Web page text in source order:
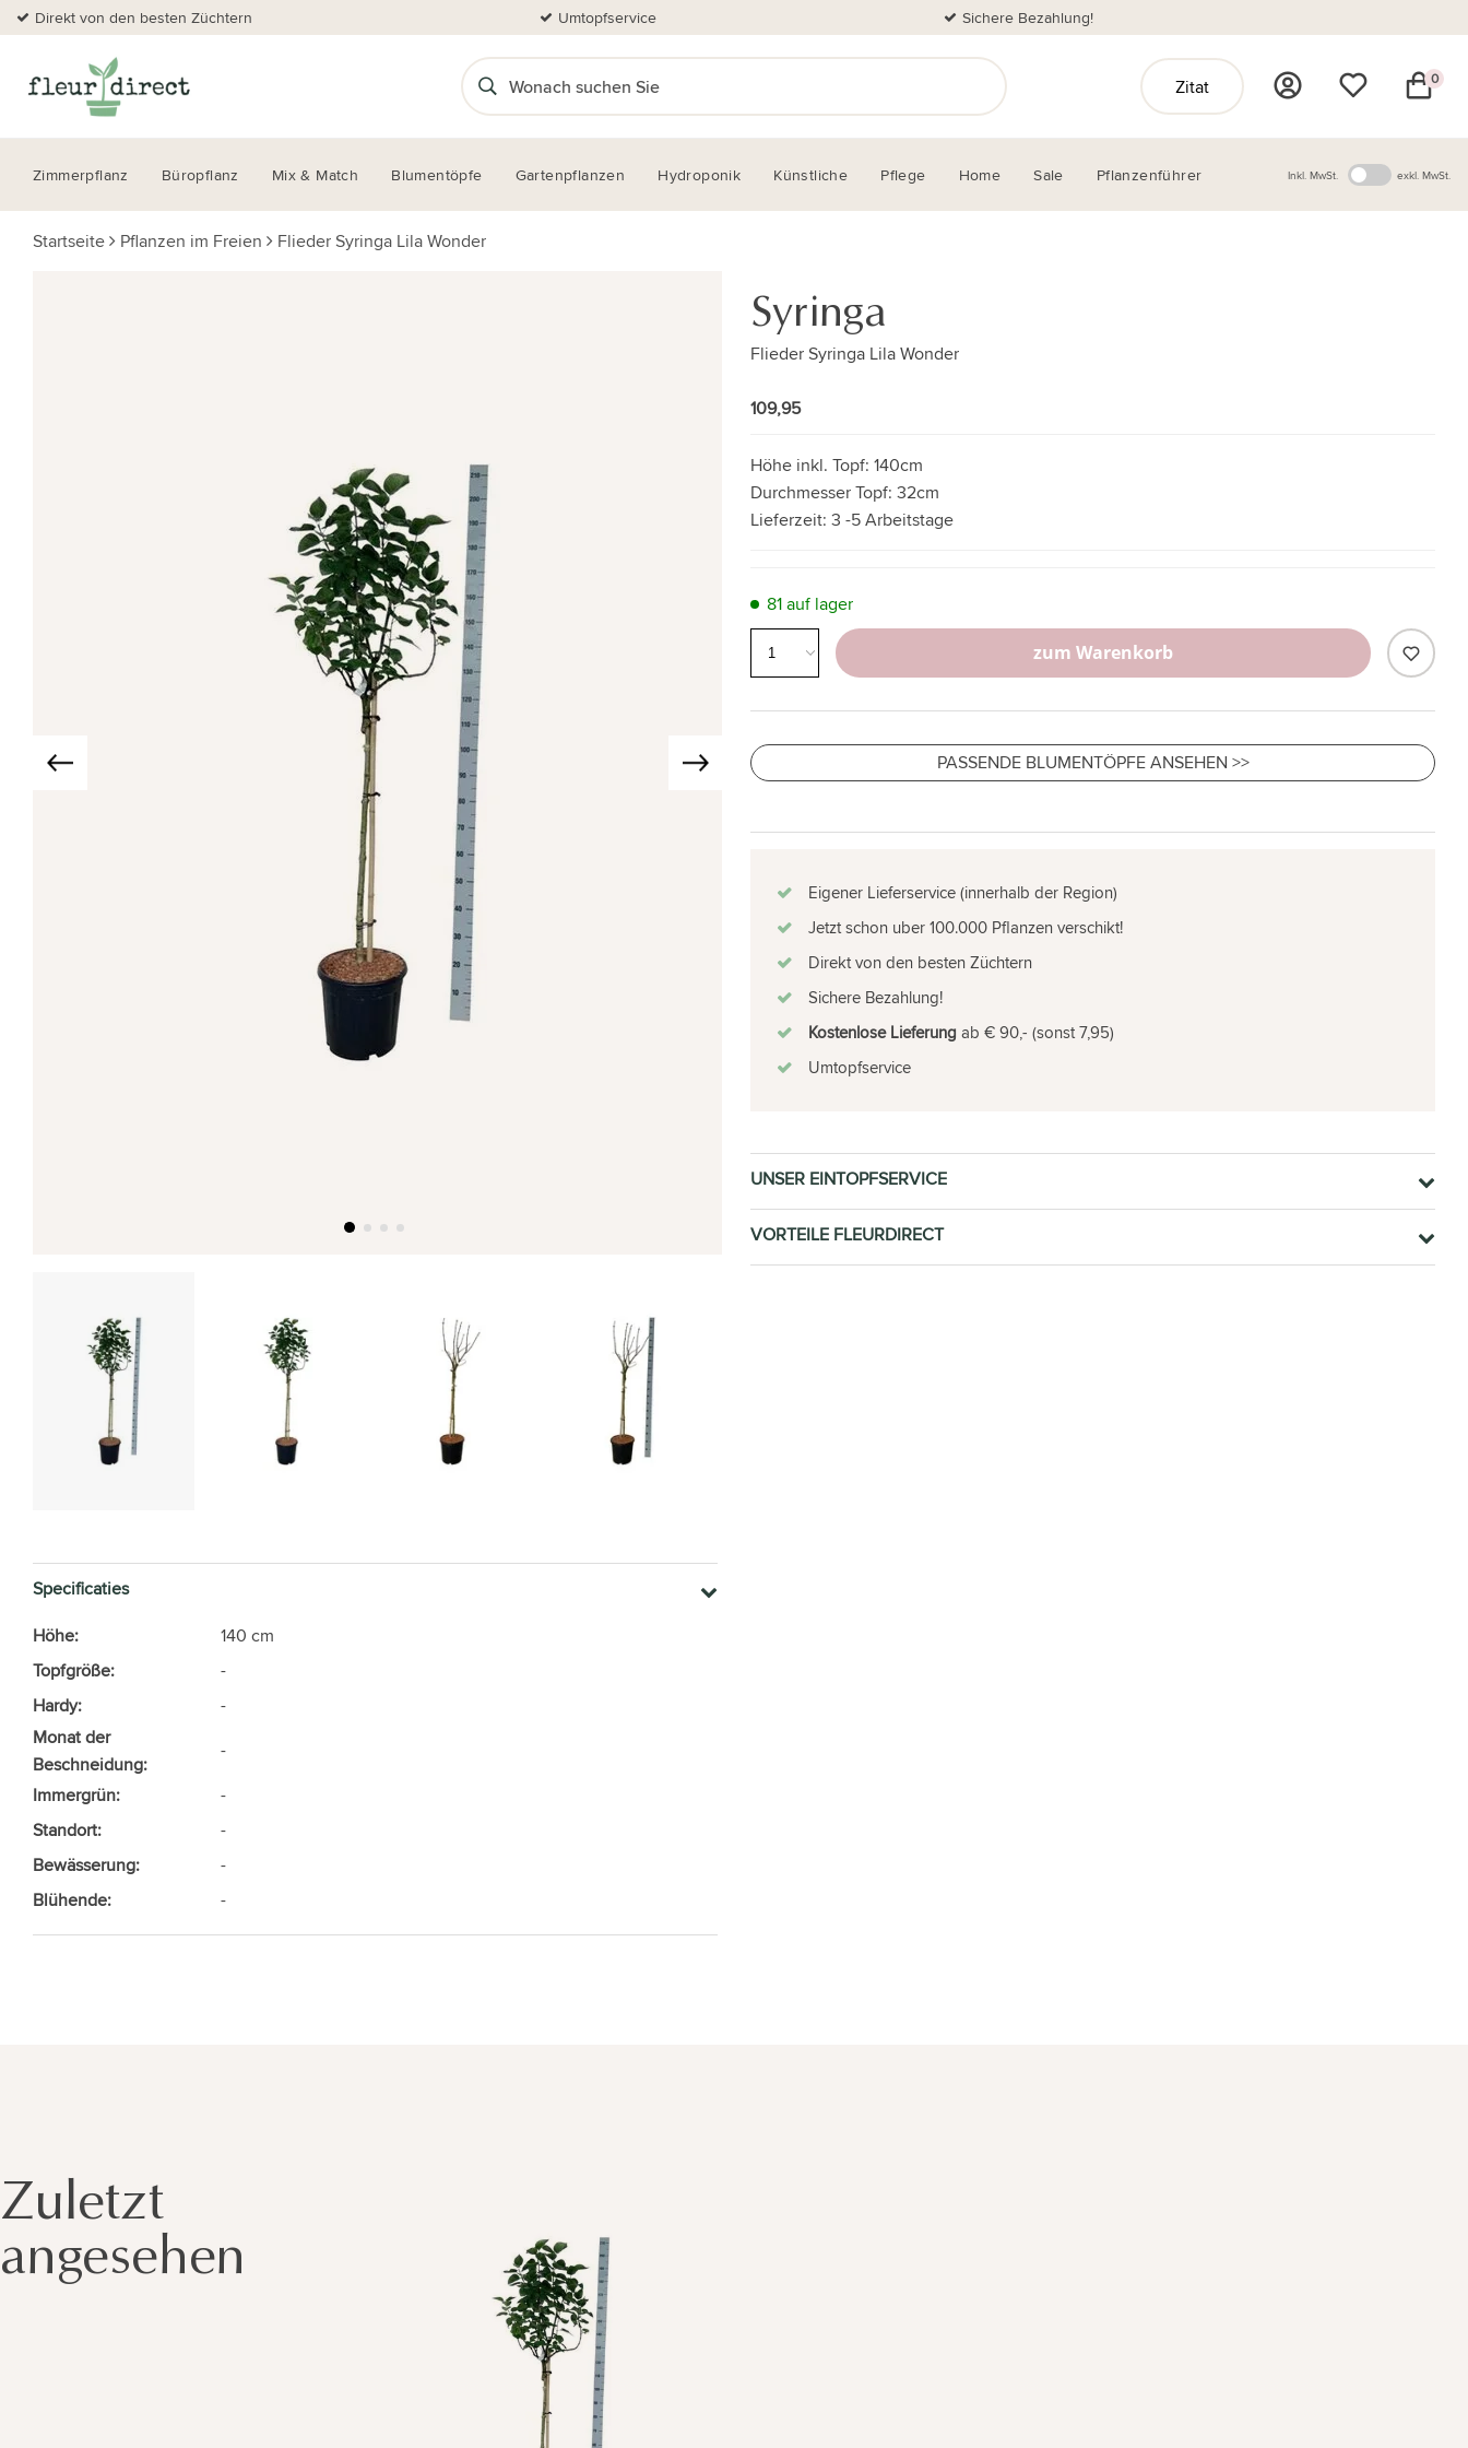
Direkt von den besten Züchtern Umtopfservice Sichere Bezahlung!
Zitat 0
Zimmerpflanz Büropflanz Mix & Match Blumentöpfe Gartenpflanzen Hydroponik Künstliche Pflege Home Sale Pflanzenführer Inkl. MwSt. exkl. MwSt.
Startseite Pflanzen im Freien Flieder Syringa Lila Wonder
Specificaties
Höhe:
140 cm
Topfgröße:
-
Hardy:
-
Monat der
Beschneidung:
-
Immergrün:
-
Standort:
-
Bewässerung:
-
Blühende:
-
Syringa
Flieder Syringa Lila Wonder
109,95
Höhe inkl. Topf: 140cm
Durchmesser Topf: 32cm
Lieferzeit: 3 -5 Arbeitstage
81 auf lager
zum Warenkorb
PASSENDE BLUMENTÖPFE ANSEHEN >>
Eigener Lieferservice (innerhalb der Region)
Jetzt schon uber 100.000 Pflanzen verschikt!
Direkt von den besten Züchtern
Sichere Bezahlung!
Kostenlose Lieferung ab € 90,- (sonst 7,95)
Umtopfservice
UNSER EINTOPFSERVICE
VORTEILE FLEURDIRECT
Zuletzt
angesehen